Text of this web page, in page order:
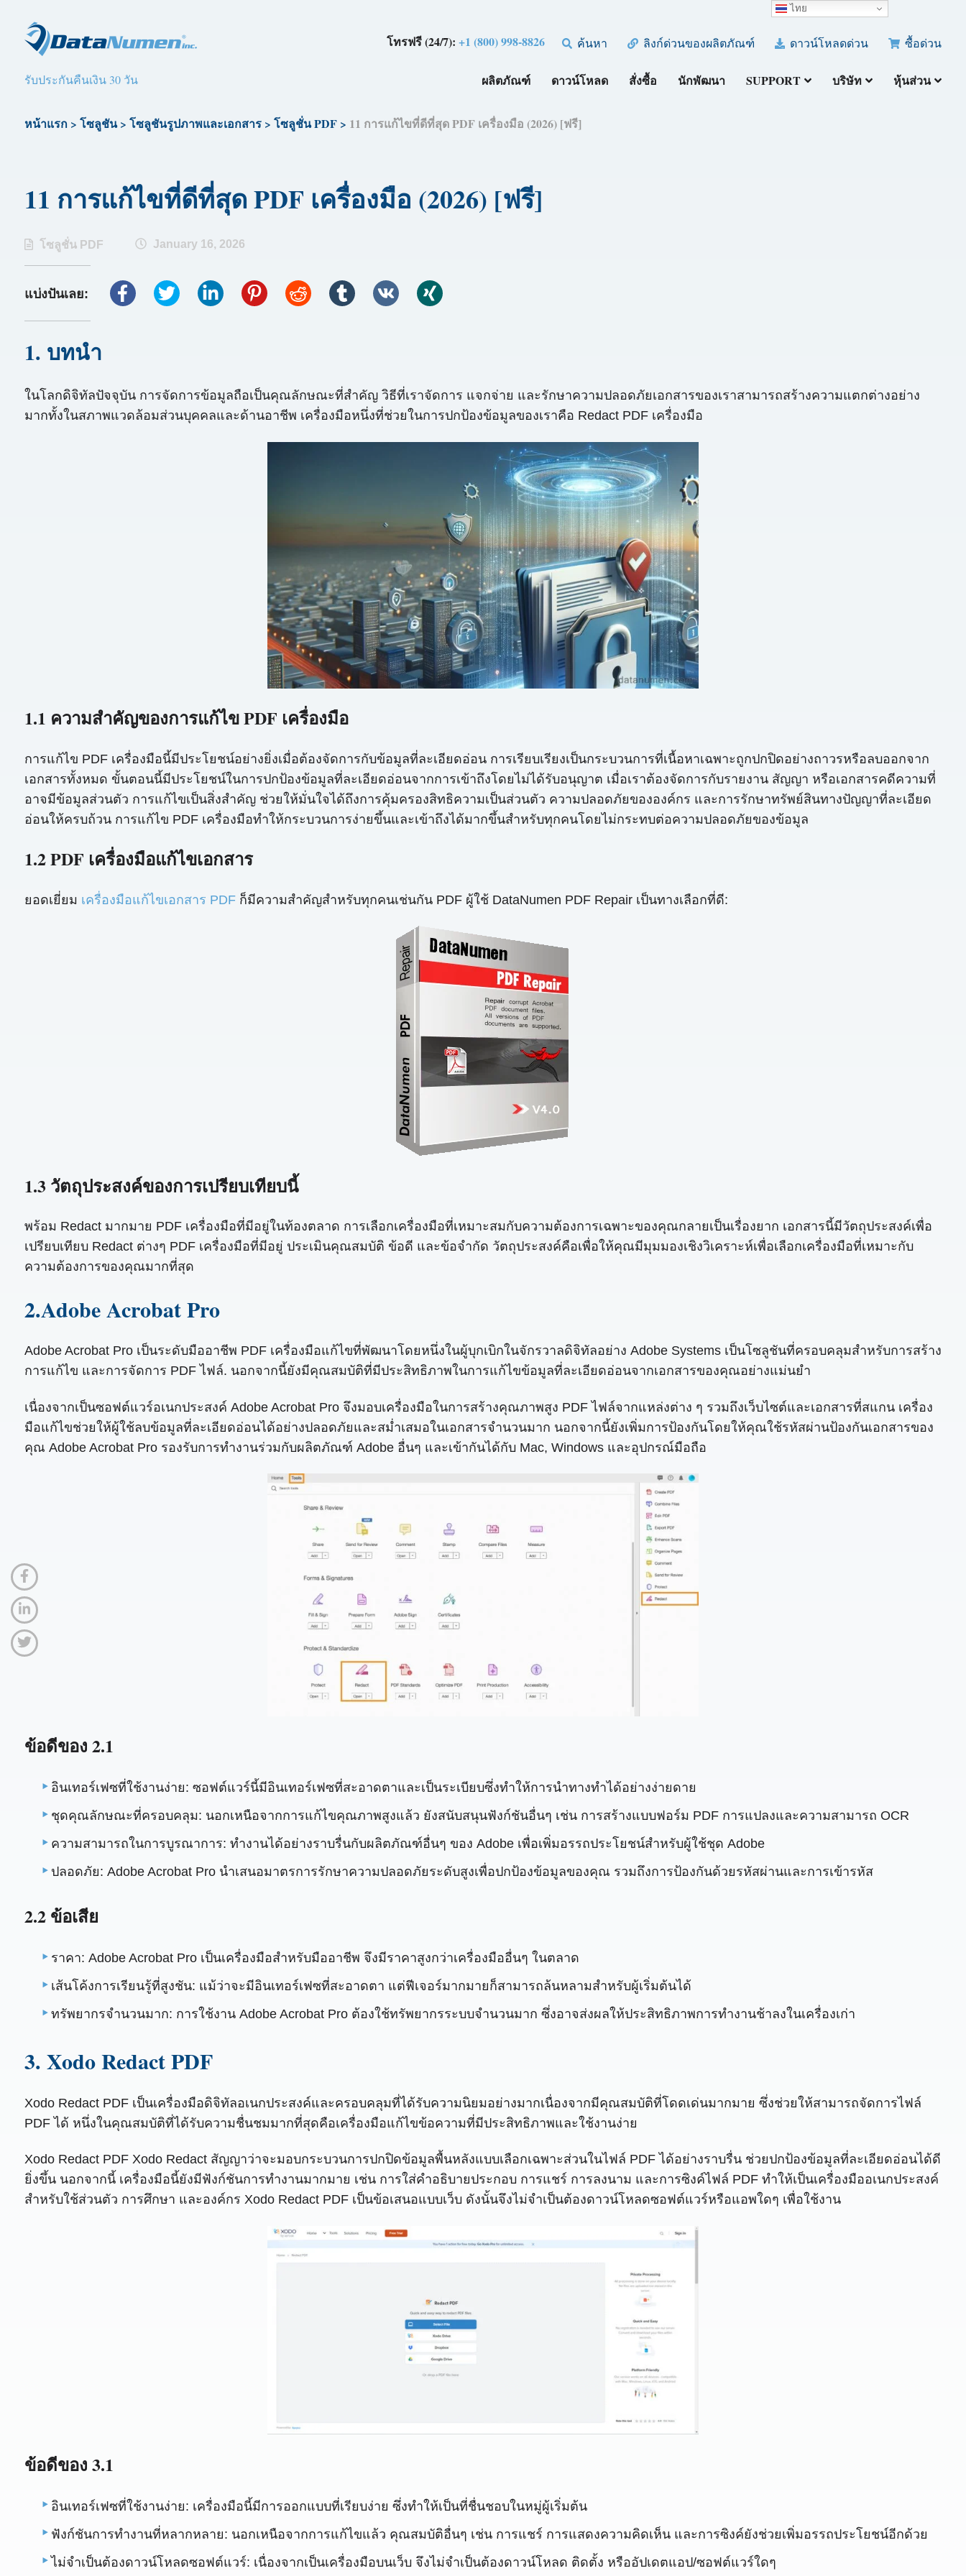
โทรฟรี (24/7):+1 (800) 998-8826 ค้นหา ลิงก์ด่วนของผลิตภัณฑ์ ดาวน์โหลดด่วน ซื้อด่วน
รับประกันคืนเงิน 30 วัน ผลิตภัณฑ์ ดาวน์โหลด สั่งซื้อ นักพัฒนา SUPPORT บริษัท หุ้นส่วน
หน้าแรก> โซลูชัน> โซลูชันรูปภาพและเอกสาร> โซลูชั่น PDF> 11 การแก้ไขที่ดีที่สุด PDF เครื่องมือ (2026) [ฟรี]
11 การแก้ไขที่ดีที่สุด PDF เครื่องมือ (2026) [ฟรี]
โซลูชั่น PDF January 16, 2026
แบ่งปันเลย:
1. บทนำ
ในโลกดิจิทัลปัจจุบัน การจัดการข้อมูลถือเป็นคุณลักษณะที่สำคัญ วิธีที่เราจัดการ แจกจ่าย และรักษาความปลอดภัยเอกสารของเราสามารถสร้างความแตกต่างอย่าง
มากทั้งในสภาพแวดล้อมส่วนบุคคลและด้านอาชีพ เครื่องมือหนึ่งที่ช่วยในการปกป้องข้อมูลของเราคือ Redact PDF เครื่องมือ
1.1 ความสำคัญของการแก้ไข PDF เครื่องมือ
การแก้ไข PDF เครื่องมือนี้มีประโยชน์อย่างยิ่งเมื่อต้องจัดการกับข้อมูลที่ละเอียดอ่อน การเรียบเรียงเป็นกระบวนการที่เนื้อหาเฉพาะถูกปกปิดอย่างถาวรหรือลบออกจาก
เอกสารทั้งหมด ขั้นตอนนี้มีประโยชน์ในการปกป้องข้อมูลที่ละเอียดอ่อนจากการเข้าถึงโดยไม่ได้รับอนุญาต เมื่อเราต้องจัดการกับรายงาน สัญญา หรือเอกสารคดีความที่
อาจมีข้อมูลส่วนตัว การแก้ไขเป็นสิ่งสำคัญ ช่วยให้มั่นใจได้ถึงการคุ้มครองสิทธิความเป็นส่วนตัว ความปลอดภัยขององค์กร และการรักษาทรัพย์สินทางปัญญาที่ละเอียด
อ่อนให้ครบถ้วน การแก้ไข PDF เครื่องมือทำให้กระบวนการง่ายขึ้นและเข้าถึงได้มากขึ้นสำหรับทุกคนโดยไม่กระทบต่อความปลอดภัยของข้อมูล
1.2 PDF เครื่องมือแก้ไขเอกสาร
ยอดเยี่ยม เครื่องมือแก้ไขเอกสาร PDFก็มีความสำคัญสำหรับทุกคนเช่นกัน PDF ผู้ใช้ DataNumen PDF Repair เป็นทางเลือกที่ดี:
1.3 วัตถุประสงค์ของการเปรียบเทียบนี้
พร้อม Redact มากมาย PDF เครื่องมือที่มีอยู่ในท้องตลาด การเลือกเครื่องมือที่เหมาะสมกับความต้องการเฉพาะของคุณกลายเป็นเรื่องยาก เอกสารนี้มีวัตถุประสงค์เพื่อ
เปรียบเทียบ Redact ต่างๆ PDF เครื่องมือที่มีอยู่ ประเมินคุณสมบัติ ข้อดี และข้อจำกัด วัตถุประสงค์คือเพื่อให้คุณมีมุมมองเชิงวิเคราะห์เพื่อเลือกเครื่องมือที่เหมาะกับ
ความต้องการของคุณมากที่สุด
2.Adobe Acrobat Pro
Adobe Acrobat Pro เป็นระดับมืออาชีพ PDF เครื่องมือแก้ไขที่พัฒนาโดยหนึ่งในผู้บุกเบิกในจักรวาลดิจิทัลอย่าง Adobe Systems เป็นโซลูชันที่ครอบคลุมสำหรับการสร้าง
การแก้ไข และการจัดการ PDF ไฟล์. นอกจากนี้ยังมีคุณสมบัติที่มีประสิทธิภาพในการแก้ไขข้อมูลที่ละเอียดอ่อนจากเอกสารของคุณอย่างแม่นยำ
เนื่องจากเป็นซอฟต์แวร์อเนกประสงค์ Adobe Acrobat Pro จึงมอบเครื่องมือในการสร้างคุณภาพสูง PDF ไฟล์จากแหล่งต่าง ๆ รวมถึงเว็บไซต์และเอกสารที่สแกน เครื่อง
มือแก้ไขช่วยให้ผู้ใช้ลบข้อมูลที่ละเอียดอ่อนได้อย่างปลอดภัยและสม่ำเสมอในเอกสารจำนวนมาก นอกจากนี้ยังเพิ่มการป้องกันโดยให้คุณใช้รหัสผ่านป้องกันเอกสารของ
คุณ Adobe Acrobat Pro รองรับการทำงานร่วมกับผลิตภัณฑ์ Adobe อื่นๆ และเข้ากันได้กับ Mac, Windows และอุปกรณ์มือถือ
ข้อดีของ 2.1
อินเทอร์เฟซที่ใช้งานง่าย: ซอฟต์แวร์นี้มีอินเทอร์เฟซที่สะอาดตาและเป็นระเบียบซึ่งทำให้การนำทางทำได้อย่างง่ายดาย
ชุดคุณลักษณะที่ครอบคลุม: นอกเหนือจากการแก้ไขคุณภาพสูงแล้ว ยังสนับสนุนฟังก์ชันอื่นๆ เช่น การสร้างแบบฟอร์ม PDF การแปลงและความสามารถ OCR
ความสามารถในการบูรณาการ: ทำงานได้อย่างราบรื่นกับผลิตภัณฑ์อื่นๆ ของ Adobe เพื่อเพิ่มอรรถประโยชน์สำหรับผู้ใช้ชุด Adobe
ปลอดภัย: Adobe Acrobat Pro นำเสนอมาตรการรักษาความปลอดภัยระดับสูงเพื่อปกป้องข้อมูลของคุณ รวมถึงการป้องกันด้วยรหัสผ่านและการเข้ารหัส
2.2 ข้อเสีย
ราคา: Adobe Acrobat Pro เป็นเครื่องมือสำหรับมืออาชีพ จึงมีราคาสูงกว่าเครื่องมืออื่นๆ ในตลาด
เส้นโค้งการเรียนรู้ที่สูงชัน: แม้ว่าจะมีอินเทอร์เฟซที่สะอาดตา แต่ฟีเจอร์มากมายก็สามารถล้นหลามสำหรับผู้เริ่มต้นได้
ทรัพยากรจำนวนมาก: การใช้งาน Adobe Acrobat Pro ต้องใช้ทรัพยากรระบบจำนวนมาก ซึ่งอาจส่งผลให้ประสิทธิภาพการทำงานช้าลงในเครื่องเก่า
3. Xodo Redact PDF
Xodo Redact PDF เป็นเครื่องมือดิจิทัลอเนกประสงค์และครอบคลุมที่ได้รับความนิยมอย่างมากเนื่องจากมีคุณสมบัติที่โดดเด่นมากมาย ซึ่งช่วยให้สามารถจัดการไฟล์
PDF ได้ หนึ่งในคุณสมบัติที่ได้รับความชื่นชมมากที่สุดคือเครื่องมือแก้ไขข้อความที่มีประสิทธิภาพและใช้งานง่าย
Xodo Redact PDF Xodo Redact สัญญาว่าจะมอบกระบวนการปกปิดข้อมูลพื้นหลังแบบเลือกเฉพาะส่วนในไฟล์ PDF ได้อย่างราบรื่น ช่วยปกป้องข้อมูลที่ละเอียดอ่อนได้ดี
ยิ่งขึ้น นอกจากนี้ เครื่องมือนี้ยังมีฟังก์ชันการทำงานมากมาย เช่น การใส่คำอธิบายประกอบ การแชร์ การลงนาม และการซิงค์ไฟล์ PDF ทำให้เป็นเครื่องมืออเนกประสงค์
สำหรับใช้ส่วนตัว การศึกษา และองค์กร Xodo Redact PDF เป็นข้อเสนอแบบเว็บ ดังนั้นจึงไม่จำเป็นต้องดาวน์โหลดซอฟต์แวร์หรือแอพใดๆ เพื่อใช้งาน
ข้อดีของ 3.1
อินเทอร์เฟซที่ใช้งานง่าย: เครื่องมือนี้มีการออกแบบที่เรียบง่าย ซึ่งทำให้เป็นที่ชื่นชอบในหมู่ผู้เริ่มต้น
ฟังก์ชันการทำงานที่หลากหลาย: นอกเหนือจากการแก้ไขแล้ว คุณสมบัติอื่นๆ เช่น การแชร์ การแสดงความคิดเห็น และการซิงค์ยังช่วยเพิ่มอรรถประโยชน์อีกด้วย
ไม่จำเป็นต้องดาวน์โหลดซอฟต์แวร์: เนื่องจากเป็นเครื่องมือบนเว็บ จึงไม่จำเป็นต้องดาวน์โหลด ติดตั้ง หรืออัปเดตแอป/ซอฟต์แวร์ใดๆ
ไทย